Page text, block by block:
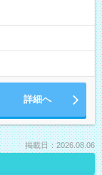
詳細へ
掲載日：2026.08.06